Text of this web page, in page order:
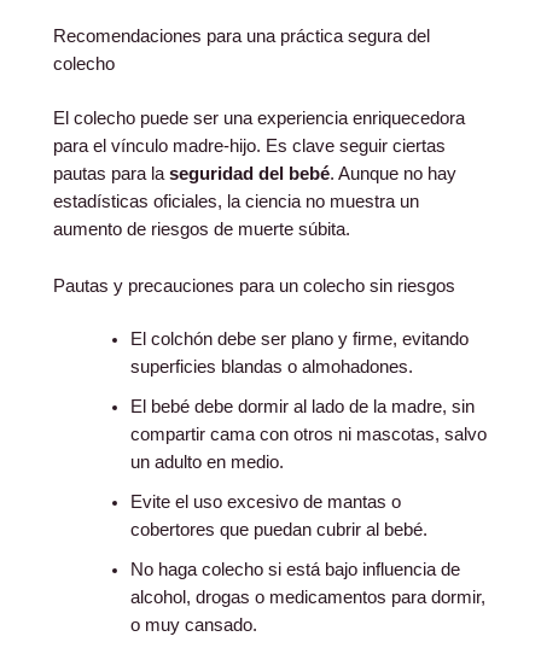
Recomendaciones para una práctica segura del
colecho
El colecho puede ser una experiencia enriquecedora
para el vínculo madre-hijo. Es clave seguir ciertas
pautas para laseguridad del bebé. Aunque no hay
estadísticas oficiales, la ciencia no muestra un
aumento de riesgos de muerte súbita.
Pautas y precauciones para un colecho sin riesgos
El colchón debe ser plano y firme, evitando
superficies blandas o almohadones.
El bebé debe dormir al lado de la madre, sin
compartir cama con otros ni mascotas, salvo
un adulto en medio.
Evite el uso excesivo de mantas o
cobertores que puedan cubrir al bebé.
No haga colecho si está bajo influencia de
alcohol, drogas o medicamentos para dormir,
o muy cansado.